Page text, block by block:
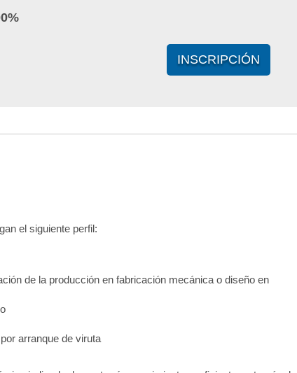
INSCRIPCIÓN
el siguiente perfil:
de la producción en fabricación mecánica o diseño en
arranque de viruta